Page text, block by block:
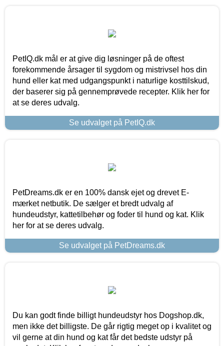
PetIQ.dk mål er at give dig løsninger på de oftest
forekommende årsager til sygdom og mistrivsel hos din
hund eller kat med udgangspunkt i naturlige kosttilskud,
der baserer sig på gennemprøvede recepter. Klik her for
at se deres udvalg.
Se udvalget på PetIQ.dk
PetDreams.dk er en 100% dansk ejet og drevet E-
mærket netbutik. De sælger et bredt udvalg af
hundeudstyr, kattetilbehør og foder til hund og kat. Klik
her for at se deres udvalg.
Se udvalget på PetDreams.dk
Du kan godt finde billigt hundeudstyr hos Dogshop.dk,
men ikke det billigste. De går rigtig meget op i kvalitet og
vil gerne at din hund og kat får det bedste udstyr på